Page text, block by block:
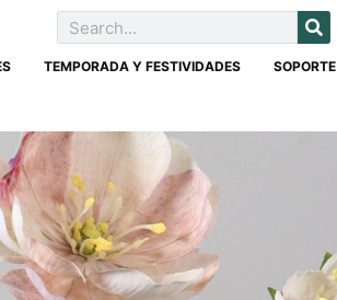
TEMPORADA Y FESTIVIDADES SOPORTE